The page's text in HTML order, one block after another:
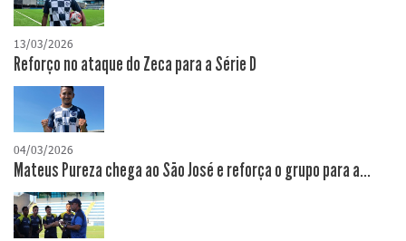
13/03/2026
Reforço no ataque do Zeca para a Série D
04/03/2026
Mateus Pureza chega ao São José e reforça o grupo para a...